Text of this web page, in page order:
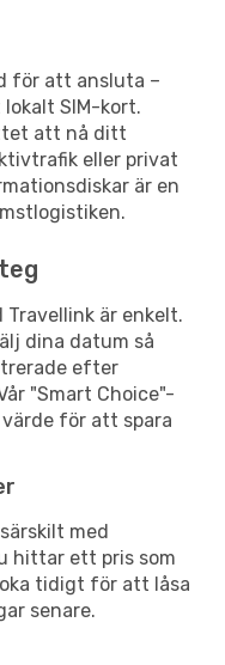
för att ansluta –
SIM-kort.
att nå ditt
eller privat
är en
är enkelt.
dina datum så
efter
"Smart Choice"-
för att spara
med
hittar ett pris som
tidigt för att låsa
senare.